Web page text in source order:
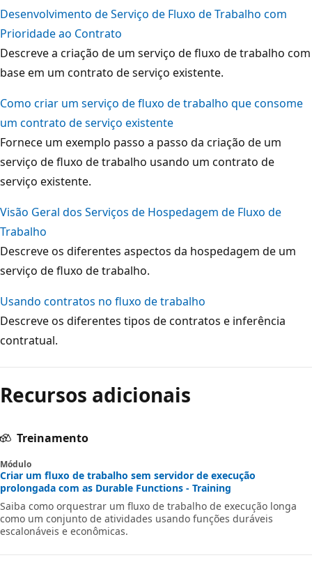
Desenvolvimento de Serviço de Fluxo de Trabalho com
Prioridade ao Contrato
Descreve a criação de um serviço de fluxo de trabalho com
base em um contrato de serviço existente.
Como criar um serviço de fluxo de trabalho que consome
um contrato de serviço existente
Fornece um exemplo passo a passo da criação de um
serviço de fluxo de trabalho usando um contrato de
serviço existente.
Visão Geral dos Serviços de Hospedagem de Fluxo de
Trabalho
Descreve os diferentes aspectos da hospedagem de um
serviço de fluxo de trabalho.
Usando contratos no fluxo de trabalho
Descreve os diferentes tipos de contratos e inferência
contratual.
leitura
Recursos adicionais
Treinamento
Módulo
Criar um fluxo de trabalho sem servidor de execução
prolongada com as Durable Functions - Training
Saiba como orquestrar um fluxo de trabalho de execução longa
como um conjunto de atividades usando funções duráveis
escalonáveis e econômicas.